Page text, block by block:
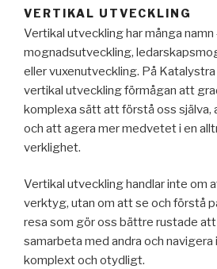
VERTIKAL UTVECKLING
Vertikal utveckling har många namn
mognadsutveckling,
eller vuxenutveckling. På
vertikal utveckling förmågan att
komplexa sätt att förstå oss själva,
och att agera mer medvetet i en
verklighet.
Vertikal utveckling handlar inte om
verktyg, utan om att se och förstå
resa som gör oss bättre rustade att
samarbeta med andra och navigera
komplext och otydligt.